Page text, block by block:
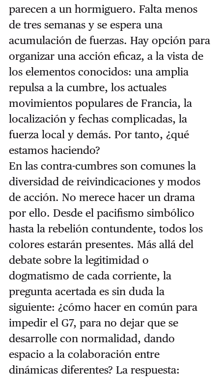
parecen a un hormiguero. Falta menos
de tres semanas y se espera una
acumulación de fuerzas. Hay opción para
organizar una acción eficaz, a la vista de
los elementos conocidos: una amplia
repulsa a la cumbre, los actuales
movimientos populares de Francia, la
localización y fechas complicadas, la
fuerza local y demás. Por tanto, ¿qué
estamos haciendo?
En las contra-cumbres son comunes la
diversidad de reivindicaciones y modos
de acción. No merece hacer un drama
por ello. Desde el pacifismo simbólico
hasta la rebelión contundente, todos los
colores estarán presentes. Más allá del
debate sobre la legitimidad o
dogmatismo de cada corriente, la
pregunta acertada es sin duda la
siguiente: ¿cómo hacer en común para
impedir el G7, para no dejar que se
desarrolle con normalidad, dando
espacio a la colaboración entre
dinámicas diferentes? La respuesta: